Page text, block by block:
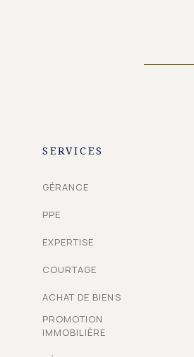
SERVICES
GÉRANCE
PPE
EXPERTISE
COURTAGE
ACHAT DE BIENS
PROMOTION
IMMOBILIÈRE